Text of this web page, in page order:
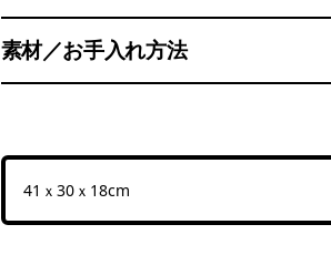
素材／お手入れ方法
41ｘ30ｘ18cm